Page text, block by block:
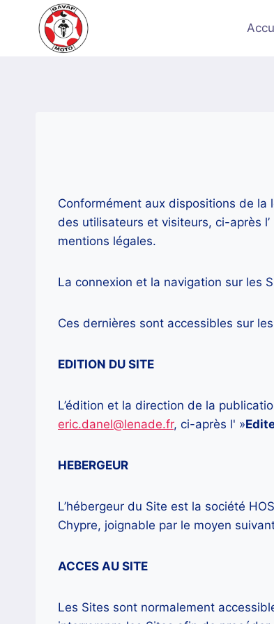
contenu
Conformément aux dispositions de la
des utilisateurs et visiteurs, ci-après l’
mentions légales.
La connexion et la navigation sur les
Ces dernières sont accessibles sur
EDITION DU SITE
L’édition et la direction de la
eric.danel@lenade.fr, ci-après l' »
HEBERGEUR
L’hébergeur du Site est la société
Chypre, joignable par le moyen
ACCES AU SITE
Les Sites sont normalement